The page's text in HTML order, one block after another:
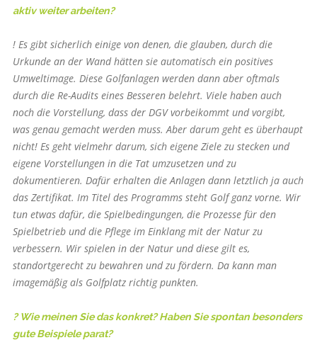
aktiv weiter arbeiten?
! Es gibt sicherlich einige von denen, die glauben, durch die
Urkunde an der Wand hätten sie automatisch ein positives
Umweltimage. Diese Golfanlagen werden dann aber oftmals
durch die Re-Audits eines Besseren belehrt. Viele haben auch
noch die Vorstellung, dass der DGV vorbeikommt und vorgibt,
was genau gemacht werden muss. Aber darum geht es überhaupt
nicht! Es geht vielmehr darum, sich eigene Ziele zu stecken und
eigene Vorstellungen in die Tat umzusetzen und zu
dokumentieren. Dafür erhalten die Anlagen dann letztlich ja auch
das Zertifikat. Im Titel des Programms steht Golf ganz vorne. Wir
tun etwas dafür, die Spielbedingungen, die Prozesse für den
Spielbetrieb und die Pflege im Einklang mit der Natur zu
verbessern. Wir spielen in der Natur und diese gilt es,
standortgerecht zu bewahren und zu fördern. Da kann man
imagemäßig als Golfplatz richtig punkten.
? Wie meinen Sie das konkret? Haben Sie spontan besonders
gute Beispiele parat?